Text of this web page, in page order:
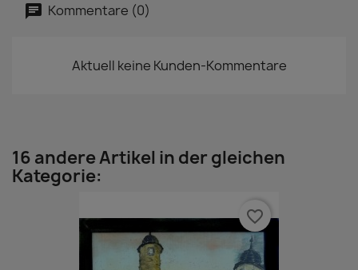
Kommentare (0)
Aktuell keine Kunden-Kommentare
16 andere Artikel in der gleichen
Kategorie:
favorite_border